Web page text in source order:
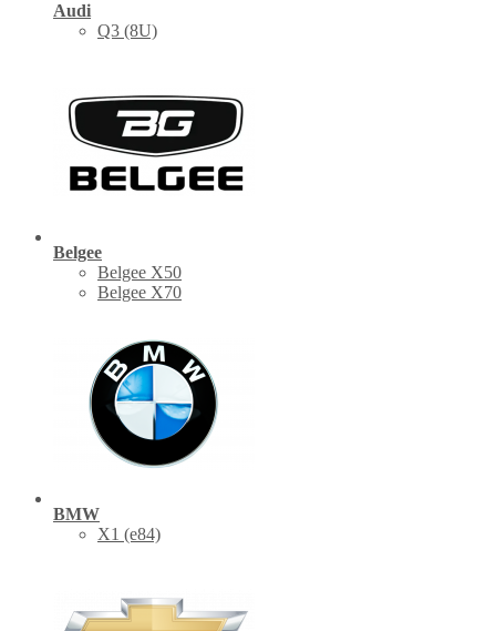
Audi
Q3 (8U)
Belgee
Belgee X50
Belgee X70
BMW
X1 (е84)